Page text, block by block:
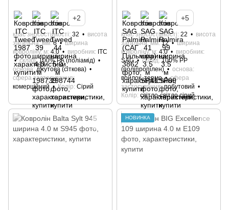
+2
клас зносостійкості 32
висота
загальна, мм 6
ширина
ковроліну, м 4.0 виробник ITC
склад 100% РА (поліамід)
основа джутова (сіткова)
сфера застосування
комерційний
Колір Сірий
+5
клас зносостійкості 22
висота
загальна, мм 12
ширина
ковроліну, м 4.0
виробник
SAG
склад 100% РР
(поліпропілен)
основа
войлок, термо
сфера
застосування побутовий
Колір світло-світло сірий
НОВИНКА